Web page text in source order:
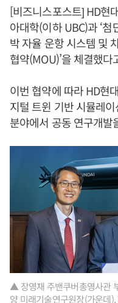
[비즈니스포스트] HD현
아대학(이하 UBC)과 ‘
박 자율 운항 시스템 및
협약(MOU)’을 체결했다
이번 협약에 따라 HD현
지털 트윈 기반 시뮬레
분야에서 공동 연구개발
▲ 장영재 주밴쿠버총영사관
양 미래기술연구원장(가운데